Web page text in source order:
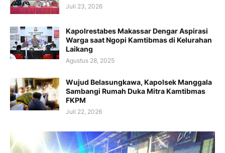
Juli 23, 2026
Kapolrestabes Makassar Dengar Aspirasi
Warga saat Ngopi Kamtibmas di Kelurahan
Laikang
Agustus 28, 2025
Wujud Belasungkawa, Kapolsek Manggala
Sambangi Rumah Duka Mitra Kamtibmas
FKPM
Juli 22, 2026